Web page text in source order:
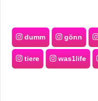
dumm gönn
tiere was1life